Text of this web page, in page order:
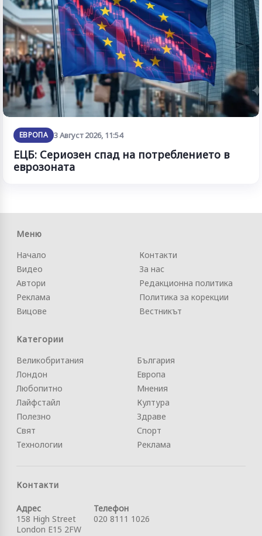
ЕВРОПА 3 Август 2026, 11:54
ЕЦБ: Сериозен спад на потреблението в
еврозоната
Меню
Начало
Видео
Автори
Реклама
Вицове
Контакти
За нас
Редакционна политика
Политика за корекции
Вестникът
Категории
Великобритания
Лондон
Любопитно
Лайфстайл
Полезно
Свят
Технологии
България
Европа
Мнения
Култура
Здраве
Спорт
Реклама
Контакти
Адрес
158 High Street
London E15 2FW
Телефон
020 8111 1026